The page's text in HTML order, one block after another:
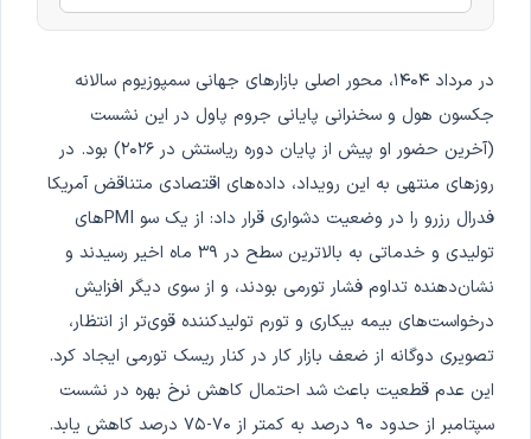
در مرداد ۱۴۰۴، محور اصلی بازارهای جهانی سمپوزیوم سالانه
جکسون هول و سخنرانی پایانی جروم پاول در این نشست
(آخرین حضور او پیش از پایان دوره ریاستش در ۲۰۲۶) بود. در
روزهای منتهی به این رویداد، داده‌های اقتصادی متناقض آمریکا
فدرال رزرو را در وضعیت دشواری قرار داد: از یک سو PMIهای
تولیدی و خدماتی به بالاترین سطح در ۳۹ ماه اخیر رسیدند و
نشان‌دهنده تداوم فشار تورمی بودند، و از سوی دیگر افزایش
درخواست‌های بیمه بیکاری و تورم تولیدکننده قوی‌تر از انتظار،
تصویری دوگانه از ضعف بازار کار در کنار ریسک تورمی ایجاد کرد.
این عدم قطعیت باعث شد احتمال کاهش نرخ بهره در نشست
سپتامبر از حدود ۹۰ درصد به کمتر از ۷۰-۷۵ درصد کاهش یابد.